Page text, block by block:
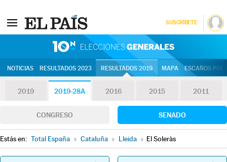
SUSCRÍBETE
NOTICIAS RESULTADOS 2023 RESULTADOS 2019 MAPA ESCAÑOS
2019 2019-28A 2016 2015 2011
CONGRESO SENADO
Estás en: Total España » Cataluña » Lleida » El Soleràs